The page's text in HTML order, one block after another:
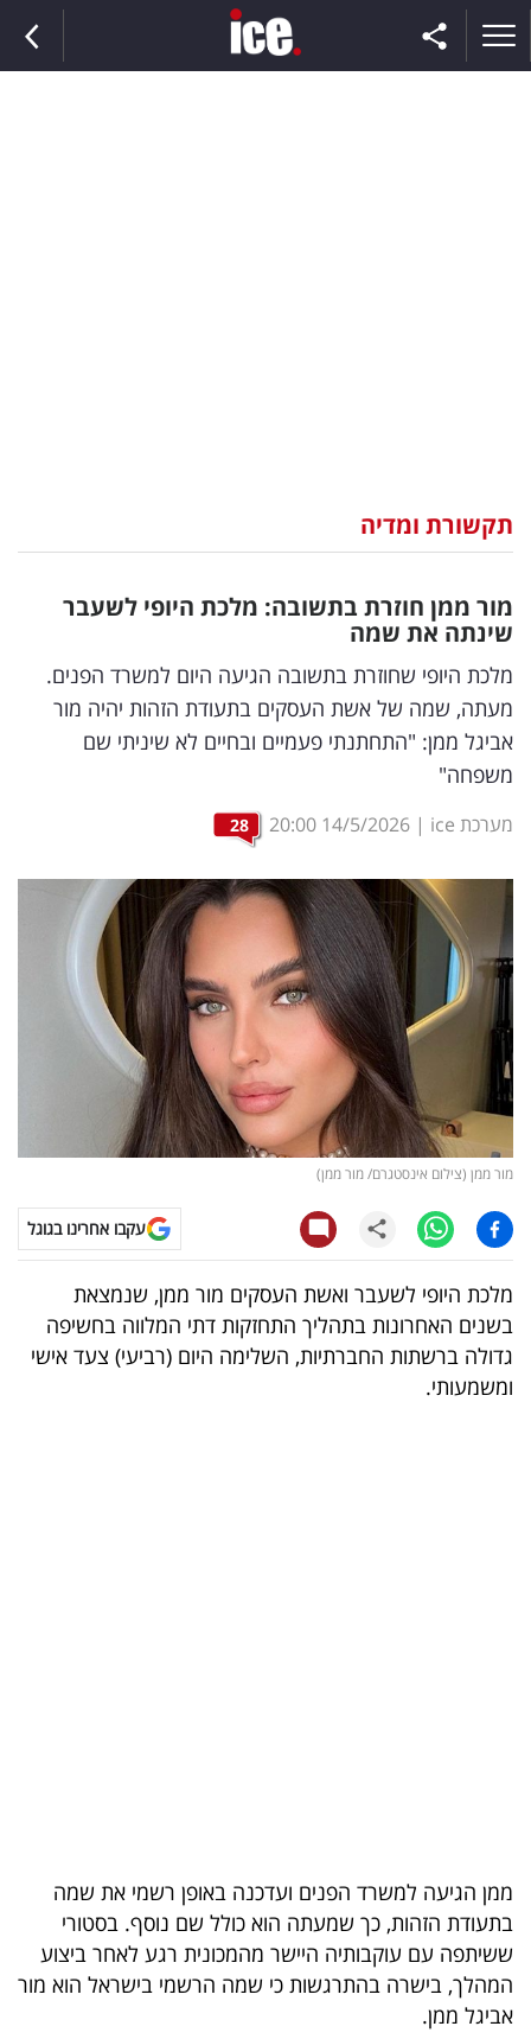
וצרכנות
דיגיטל
וטק
שיווק
ופרסום
משפט
מדדים
ומחקרים
דעות
רכילות
עסקית
קריפטו
ויראלי
טלוויזיה
עסקי
ספורט
קריירה
המילון
הכלכלי
פודקאסט
תקשורת ומדיה
מור ממן חוזרת בתשובה: מלכת היופי לשעבר
שינתה את שמה
מלכת היופי שחוזרת בתשובה הגיעה היום למשרד הפנים.
מעתה, שמה של אשת העסקים בתעודת הזהות יהיה מור
אביגל ממן: "התחתנתי פעמיים ובחיים לא שיניתי שם
משפחה"
מערכת ice |
14/5/2026
20:00
28
מור ממן (צילום אינסטגרם/ מור ממן)
עקבו אחרינו בגוגל
מלכת היופי לשעבר ואשת העסקים מור ממן, שנמצאת
בשנים האחרונות בתהליך התחזקות דתי המלווה בחשיפה
גדולה ברשתות החברתיות, השלימה היום (רביעי) צעד אישי
ומשמעותי.
ממן הגיעה למשרד הפנים ועדכנה באופן רשמי את שמה
בתעודת הזהות, כך שמעתה הוא כולל שם נוסף. בסטורי
ששיתפה עם עוקבותיה היישר מהמכונית רגע לאחר ביצוע
המהלך, בישרה בהתרגשות כי שמה הרשמי בישראל הוא מור
אביגל ממן.